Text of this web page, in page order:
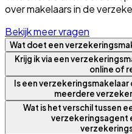
over makelaars in de
Bekijk meer vragen
Wat doet een
Krijg ik via een
online of
Is een
meerdere
Wat is het verschil tussen
verzekeringsagent